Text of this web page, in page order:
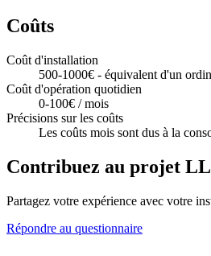
Coûts
Coût d'installation
500-1000€ - équivalent d'un
Coût d'opération quotidien
0-100€ / mois
Précisions sur les coûts
Les coûts mois sont dus à la
Contribuez au projet
Partagez votre expérience avec votre
Répondre au questionnaire